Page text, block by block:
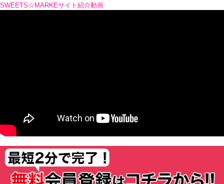
SWEETS☆MARKEサイト紹介動画